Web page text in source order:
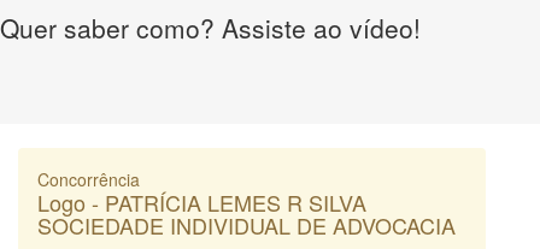
Quer saber como? Assiste ao vídeo!
Concorrência
Logo - PATRÍCIA LEMES R SILVA
SOCIEDADE INDIVIDUAL DE ADVOCACIA